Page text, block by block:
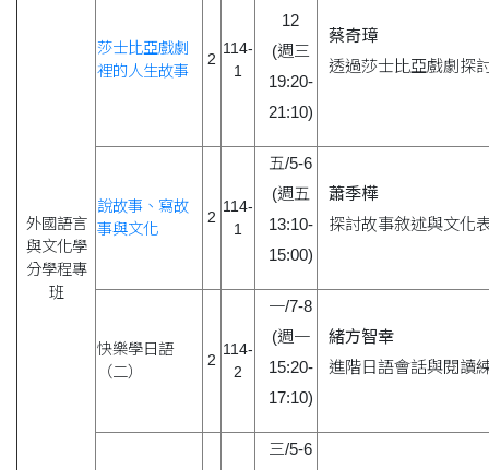
外國語言
與文化學
分學程專
班
莎士比亞戲劇
裡的人生故事
2
114-
1
12
(週三
19:20-
21:10)
蔡奇璋
透過莎士比亞戲劇探
說故事、寫故
事與文化
2
114-
1
五/5-6
(週五
13:10-
15:00)
蕭季樺
探討故事敘述與文化
快樂學日語
（二）
2
114-
2
一/7-8
(週一
15:20-
17:10)
緒方智幸
進階日語會話與閱讀
三/5-6